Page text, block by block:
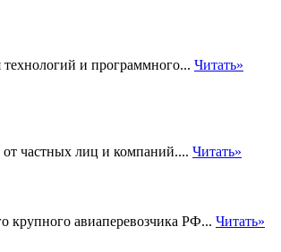
и программного... Читать»
от частных лиц и компаний.... Читать»
крупного авиаперевозчика РФ... Читать»